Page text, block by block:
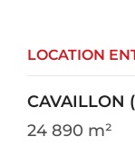
LOCATION
CAVAILLON
24 890 m²